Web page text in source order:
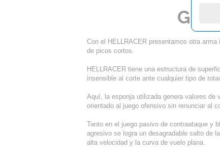
Con el HELLRACER presentamos otra
de picos cortos.
HELLRACER tiene una estructura de
insensible al corte ante cualquier tipo de
Aquí, la esponja utilizada genera valores de
orientado al juego ofensivo sin renunciar al
Tanto en el juego pasivo de contraataque y
agresivo se logra un desagradable salto de
alta velocidad y la curva de vuelo plana.